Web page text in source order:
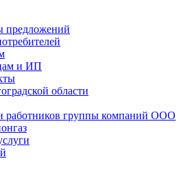
предложений
и ИП
области
работников группы компаний ООО